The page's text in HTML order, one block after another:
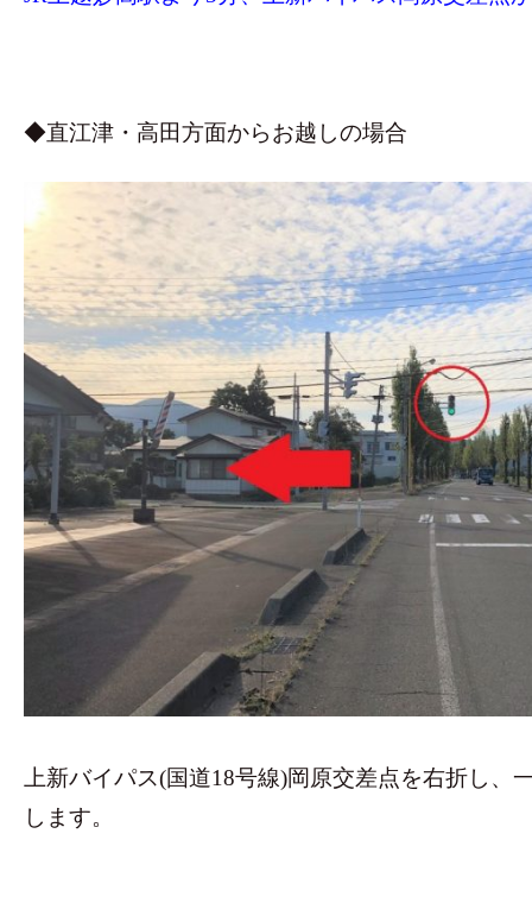
◆直江津・高田方面からお越しの場合
上新バイパス(国道18号線)岡原交差点を右折し、
します。